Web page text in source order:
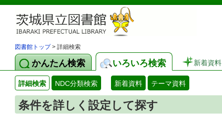
図書館トップ> 詳細検索
かんたん検索 いろいろ検索 新着資料
詳細検索 NDC分類検索 新着資料 テーマ資料
条件を詳しく設定して探す